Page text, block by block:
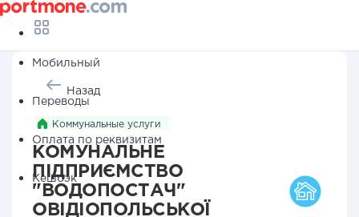
Мобильный
Переводы
Оплата по реквизитам
Кешбэк
Назад
Коммунальные услуги
КОМУНАЛЬНЕ
ПІДПРИЄМСТВО
"ВОДОПОСТАЧ"
ОВІДІОПОЛЬСЬКОЇ